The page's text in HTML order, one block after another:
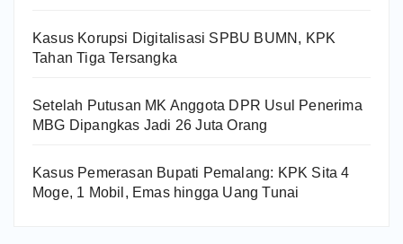
Kasus Korupsi Digitalisasi SPBU BUMN, KPK
Tahan Tiga Tersangka
Setelah Putusan MK Anggota DPR Usul Penerima
MBG Dipangkas Jadi 26 Juta Orang
Kasus Pemerasan Bupati Pemalang: KPK Sita 4
Moge, 1 Mobil, Emas hingga Uang Tunai